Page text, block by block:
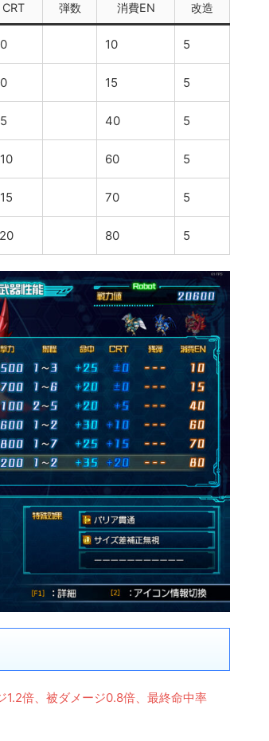
CRT 弾数 消費EN 改造
10 5
15 5
40 5
60 5
70 5
80 5
倍、被ダメージ0.8倍、最終命中率